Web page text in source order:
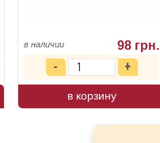
в наличии 98 грн.
в корзину